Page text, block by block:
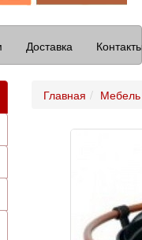
Доставка
Главная